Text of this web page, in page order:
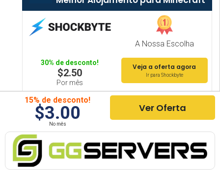
A Nossa Escolha
30% de desconto!
$2.50
Por mês
Veja a oferta agora
Ir para Shockbyte
25% de desconto!
$6.95
Ver Acordo
Vá para Hostinger Minecraft
15% de desconto!
$3.00
No mês
Ver Oferta